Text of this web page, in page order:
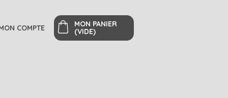
COMPTE
MON PANIER
(VIDE)